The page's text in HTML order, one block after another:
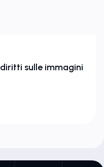
sulle immagini